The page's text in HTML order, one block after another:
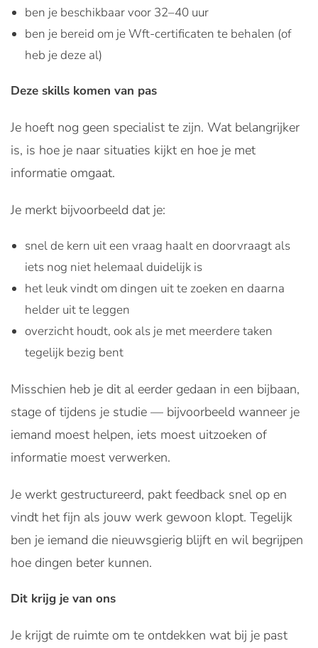
ben je beschikbaar voor 32–40 uur
ben je bereid om je Wft-certificaten te behalen (of
heb je deze al)
Deze skills komen van pas
Je hoeft nog geen specialist te zijn. Wat belangrijker
is, is hoe je naar situaties kijkt en hoe je met
informatie omgaat.
Je merkt bijvoorbeeld dat je:
snel de kern uit een vraag haalt en doorvraagt als
iets nog niet helemaal duidelijk is
het leuk vindt om dingen uit te zoeken en daarna
helder uit te leggen
overzicht houdt, ook als je met meerdere taken
tegelijk bezig bent
Misschien heb je dit al eerder gedaan in een bijbaan,
stage of tijdens je studie — bijvoorbeeld wanneer je
iemand moest helpen, iets moest uitzoeken of
informatie moest verwerken.
Je werkt gestructureerd, pakt feedback snel op en
vindt het fijn als jouw werk gewoon klopt. Tegelijk
ben je iemand die nieuwsgierig blijft en wil begrijpen
hoe dingen beter kunnen.
Dit krijg je van ons
Je krijgt de ruimte om te ontdekken wat bij je past